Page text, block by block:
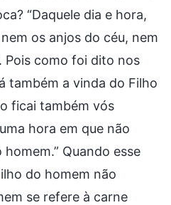
“Daquele dia e hora,
os anjos do céu, nem
Pois como foi dito nos
também a vinda do Filho
ficai também vós
hora em que não
Quando esse
do homem não
se refere à carne